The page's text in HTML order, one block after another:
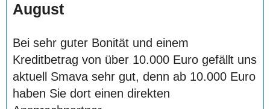
August
Bei sehr guter Bonität und einem
Kreditbetrag von über 10.000 Euro gefällt uns
aktuell Smava sehr gut, denn ab 10.000 Euro
haben Sie dort einen direkten